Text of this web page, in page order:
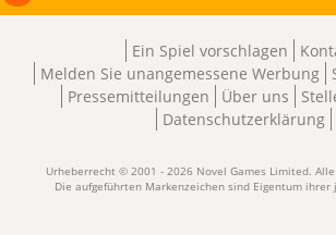
Ein Spiel vorschlagen
Melden Sie unangemessene Werbung
Pressemitteilungen
Über uns
Datenschutzerklärung
Urheberrecht © 2001 - 2026 Novel Games Limited.
Die aufgeführten Markenzeichen sind Eigentum ihrer